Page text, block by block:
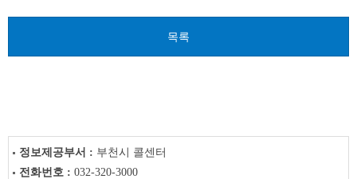
글
목록
정보제공부서 : 부천시 콜센터
전화번호 : 032-320-3000